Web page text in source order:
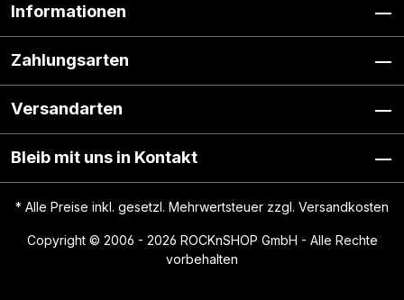
Informationen
Zahlungsarten
Versandarten
Bleib mit uns in Kontakt
* Alle Preise inkl. gesetzl. Mehrwertsteuer zzgl. Versandkosten
Copyright © 2006 - 2026 ROCKnSHOP GmbH - Alle Rechte
vorbehalten